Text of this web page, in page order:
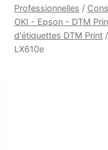
Professionnelles /
OKI - Epson - DTM
d'étiquettes DTM Print /
LX610e